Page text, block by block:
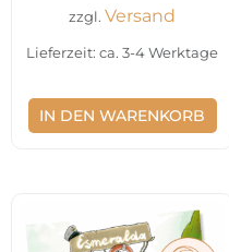
zzgl. Versand
Lieferzeit: ca. 3-4 Werktage
IN DEN WARENKORB